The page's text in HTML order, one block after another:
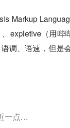
Markup
expletive（用哔
调、语速，但是
一点…